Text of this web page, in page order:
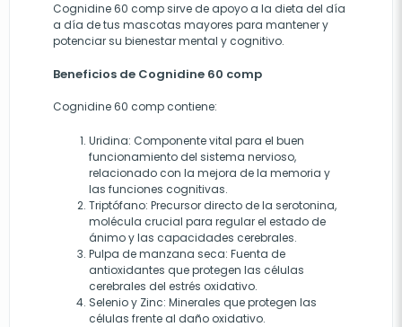
Cognidine 60 comp sirve de apoyo a la dieta del día
a día de tus mascotas mayores para mantener y
potenciar su bienestar mental y cognitivo.
Beneficios de Cognidine 60 comp
Cognidine 60 comp contiene:
Uridina: Componente vital para el buen
funcionamiento del sistema nervioso,
relacionado con la mejora de la memoria y
las funciones cognitivas.
Triptófano: Precursor directo de la serotonina,
molécula crucial para regular el estado de
ánimo y las capacidades cerebrales.
Pulpa de manzana seca: Fuenta de
antioxidantes que protegen las células
cerebrales del estrés oxidativo.
Selenio y Zinc: Minerales que protegen las
células frente al daño oxidativo.